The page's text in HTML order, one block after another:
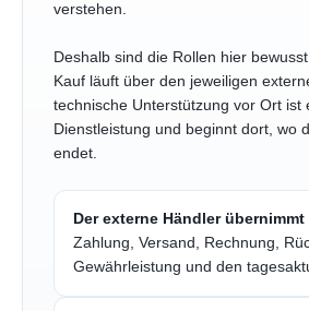
verstehen.
Deshalb sind die Rollen hier
Kauf läuft über den jeweiligen
technische Unterstützung vor Ort ist
Dienstleistung und beginnt dort, wo
endet.
Der externe Händler übernimmt
Zahlung, Versand, Rechnung,
Gewährleistung und den